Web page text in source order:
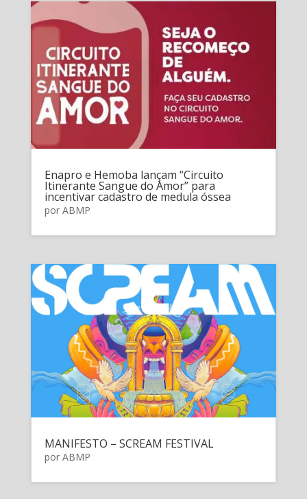
Enapro e Hemoba lançam “Circuito
Itinerante Sangue do Amor” para
incentivar cadastro de medula óssea
por ABMP
MANIFESTO – SCREAM FESTIVAL
por ABMP